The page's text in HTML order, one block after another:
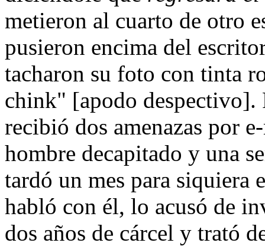
metieron al cuarto de otro
pusieron encima del
tacharon su foto con tinta
chink" [apodo despectivo].
recibió dos amenazas por
hombre decapitado y una
tardó un mes para siquiera
habló con él, lo acusó de
dos años de cárcel y trató